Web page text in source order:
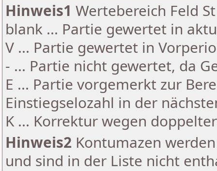
Hinweis1 Wertebereich Feld
blank ... Partie gewertet in
V ... Partie gewertet in
- ... Partie nicht gewertet, da
E ... Partie vorgemerkt zur
Einstiegselozahl in der
K ... Korrektur wegen
Hinweis2 Kontumazen
und sind in der Liste nicht